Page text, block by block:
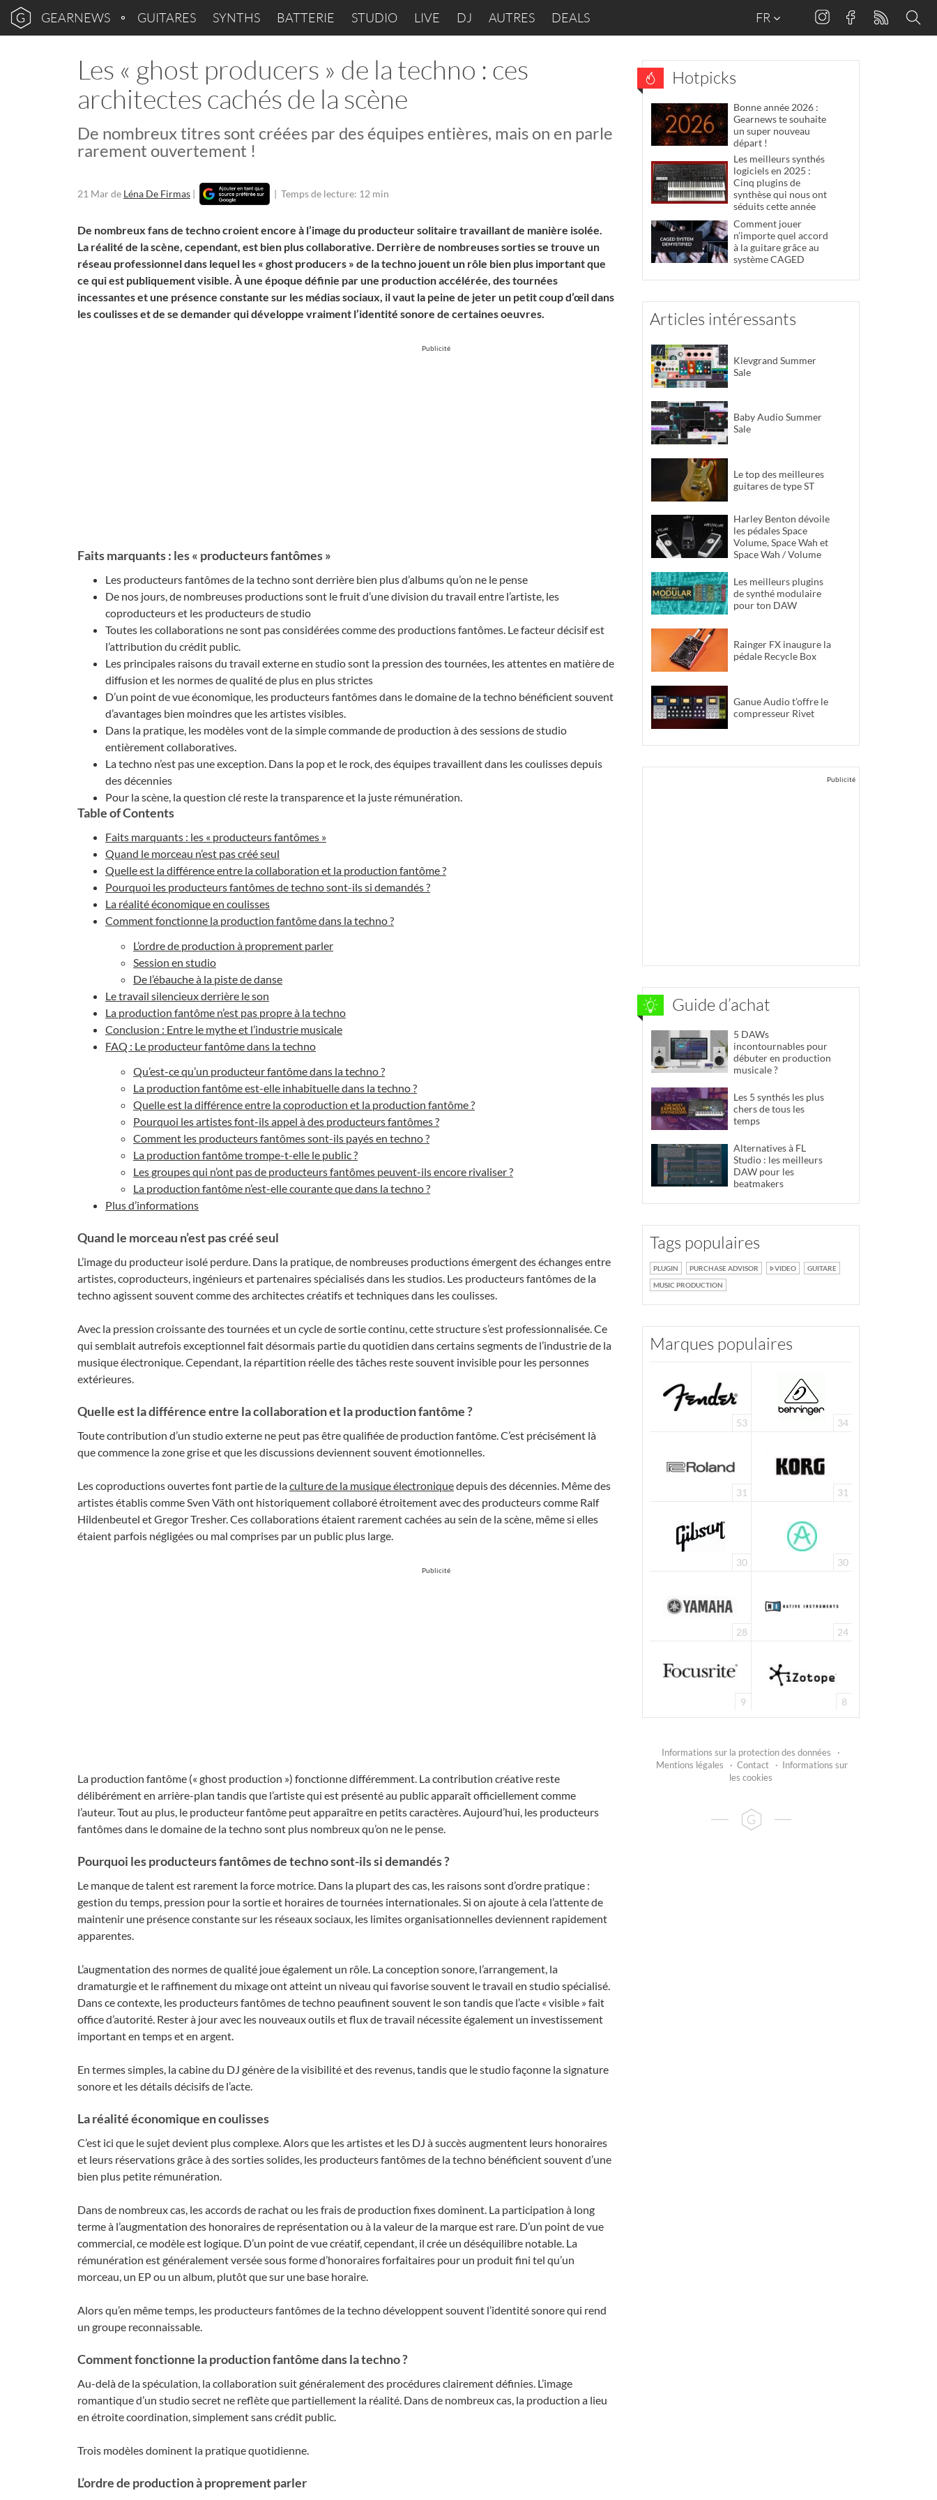
GEARNEWS GUITARES SYNTHS BATTERIE STUDIO LIVE DJ AUTRES DEALS FR
Les « ghost producers » de la techno : ces
architectes cachés de la scène
De nombreux titres sont créées par des équipes entières, mais on en parle
rarement ouvertement !
21 Mar de Léna De Firmas | | Temps de lecture: 12 min
De nombreux fans de techno croient encore à l’image du producteur solitaire travaillant de manière isolée.
La réalité de la scène, cependant, est bien plus collaborative. Derrière de nombreuses sorties se trouve un
réseau professionnel dans lequel les « ghost producers » de la techno jouent un rôle bien plus important que
ce qui est publiquement visible. À une époque définie par une production accélérée, des tournées
incessantes et une présence constante sur les médias sociaux, il vaut la peine de jeter un petit coup d’œil dans
les coulisses et de se demander qui développe vraiment l’identité sonore de certaines oeuvres.
Publicité
Faits marquants : les « producteurs fantômes »
Les producteurs fantômes de la techno sont derrière bien plus d’albums qu’on ne le pense
De nos jours, de nombreuses productions sont le fruit d’une division du travail entre l’artiste, les
coproducteurs et les producteurs de studio
Toutes les collaborations ne sont pas considérées comme des productions fantômes. Le facteur décisif est
l’attribution du crédit public.
Les principales raisons du travail externe en studio sont la pression des tournées, les attentes en matière de
diffusion et les normes de qualité de plus en plus strictes
D’un point de vue économique, les producteurs fantômes dans le domaine de la techno bénéficient souvent
d’avantages bien moindres que les artistes visibles.
Dans la pratique, les modèles vont de la simple commande de production à des sessions de studio
entièrement collaboratives.
La techno n’est pas une exception. Dans la pop et le rock, des équipes travaillent dans les coulisses depuis
des décennies
Pour la scène, la question clé reste la transparence et la juste rémunération.
Table of Contents
Faits marquants : les « producteurs fantômes »
Quand le morceau n’est pas créé seul
Quelle est la différence entre la collaboration et la production fantôme ?
Pourquoi les producteurs fantômes de techno sont-ils si demandés ?
La réalité économique en coulisses
Comment fonctionne la production fantôme dans la techno ?
L’ordre de production à proprement parler
Session en studio
De l’ébauche à la piste de danse
Le travail silencieux derrière le son
La production fantôme n’est pas propre à la techno
Conclusion : Entre le mythe et l’industrie musicale
FAQ : Le producteur fantôme dans la techno
Qu’est-ce qu’un producteur fantôme dans la techno ?
La production fantôme est-elle inhabituelle dans la techno ?
Quelle est la différence entre la coproduction et la production fantôme ?
Pourquoi les artistes font-ils appel à des producteurs fantômes ?
Comment les producteurs fantômes sont-ils payés en techno ?
La production fantôme trompe-t-elle le public ?
Les groupes qui n’ont pas de producteurs fantômes peuvent-ils encore rivaliser ?
La production fantôme n’est-elle courante que dans la techno ?
Plus d’informations
Quand le morceau n’est pas créé seul
L’image du producteur isolé perdure. Dans la pratique, de nombreuses productions émergent des échanges entre
artistes, coproducteurs, ingénieurs et partenaires spécialisés dans les studios. Les producteurs fantômes de la
techno agissent souvent comme des architectes créatifs et techniques dans les coulisses.
Avec la pression croissante des tournées et un cycle de sortie continu, cette structure s’est professionnalisée. Ce
qui semblait autrefois exceptionnel fait désormais partie du quotidien dans certains segments de l’industrie de la
musique électronique. Cependant, la répartition réelle des tâches reste souvent invisible pour les personnes
extérieures.
Quelle est la différence entre la collaboration et la production fantôme ?
Toute contribution d’un studio externe ne peut pas être qualifiée de production fantôme. C’est précisément là
que commence la zone grise et que les discussions deviennent souvent émotionnelles.
Les coproductions ouvertes font partie de laculture de la musique électroniquedepuis des décennies. Même des
artistes établis comme Sven Väth ont historiquement collaboré étroitement avec des producteurs comme Ralf
Hildenbeutel et Gregor Tresher. Ces collaborations étaient rarement cachées au sein de la scène, même si elles
étaient parfois négligées ou mal comprises par un public plus large.
Publicité
La production fantôme (« ghost production ») fonctionne différemment. La contribution créative reste
délibérément en arrière-plan tandis que l’artiste qui est présenté au public apparaît officiellement comme
l’auteur. Tout au plus, le producteur fantôme peut apparaître en petits caractères. Aujourd’hui, les producteurs
fantômes dans le domaine de la techno sont plus nombreux qu’on ne le pense.
Pourquoi les producteurs fantômes de techno sont-ils si demandés ?
Le manque de talent est rarement la force motrice. Dans la plupart des cas, les raisons sont d’ordre pratique :
gestion du temps, pression pour la sortie et horaires de tournées internationales. Si on ajoute à cela l’attente de
maintenir une présence constante sur les réseaux sociaux, les limites organisationnelles deviennent rapidement
apparentes.
L’augmentation des normes de qualité joue également un rôle. La conception sonore, l’arrangement, la
dramaturgie et le raffinement du mixage ont atteint un niveau qui favorise souvent le travail en studio spécialisé.
Dans ce contexte, les producteurs fantômes de techno peaufinent souvent le son tandis que l’acte « visible » fait
office d’autorité. Rester à jour avec les nouveaux outils et flux de travail nécessite également un investissement
important en temps et en argent.
En termes simples, la cabine du DJ génère de la visibilité et des revenus, tandis que le studio façonne la signature
sonore et les détails décisifs de l’acte.
La réalité économique en coulisses
C’est ici que le sujet devient plus complexe. Alors que les artistes et les DJ à succès augmentent leurs honoraires
et leurs réservations grâce à des sorties solides, les producteurs fantômes de la techno bénéficient souvent d’une
bien plus petite rémunération.
Dans de nombreux cas, les accords de rachat ou les frais de production fixes dominent. La participation à long
terme à l’augmentation des honoraires de représentation ou à la valeur de la marque est rare. D’un point de vue
commercial, ce modèle est logique. D’un point de vue créatif, cependant, il crée un déséquilibre notable. La
rémunération est généralement versée sous forme d’honoraires forfaitaires pour un produit fini tel qu’un
morceau, un EP ou un album, plutôt que sur une base horaire.
Alors qu’en même temps, les producteurs fantômes de la techno développent souvent l’identité sonore qui rend
un groupe reconnaissable.
Comment fonctionne la production fantôme dans la techno ?
Au-delà de la spéculation, la collaboration suit généralement des procédures clairement définies. L’image
romantique d’un studio secret ne reflète que partiellement la réalité. Dans de nombreux cas, la production a lieu
en étroite coordination, simplement sans crédit public.
Trois modèles dominent la pratique quotidienne.
L’ordre de production à proprement parler
Hotpicks
Bonne année 2026 :
Gearnews te souhaite
un super nouveau
départ !
Les meilleurs synthés
logiciels en 2025 :
Cinq plugins de
synthèse qui nous ont
séduits cette année
Comment jouer
n’importe quel accord
à la guitare grâce au
système CAGED
Articles intéressants
Klevgrand Summer
Sale
Baby Audio Summer
Sale
Le top des meilleures
guitares de type ST
Harley Benton dévoile
les pédales Space
Volume, Space Wah et
Space Wah / Volume
Les meilleurs plugins
de synthé modulaire
pour ton DAW
Rainger FX inaugure la
pédale Recycle Box
Ganue Audio t’offre le
compresseur Rivet
Publicité
Guide d’achat
5 DAWs
incontournables pour
débuter en production
musicale ?
Les 5 synthés les plus
chers de tous les
temps
Alternatives à FL
Studio : les meilleurs
DAW pour les
beatmakers
Tags populaires
PLUGIN PURCHASE ADVISOR VIDEO
GUITARE
MUSIC PRODUCTION
Marques populaires
53 34
31 31
30 30
28 24
9 8
Informations sur la protection des données
·
Mentions légales
· Contact · Informations sur
les cookies